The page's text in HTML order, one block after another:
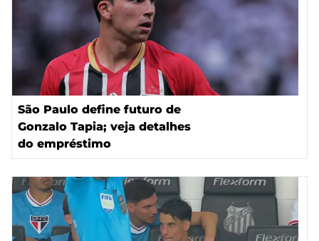
São Paulo define futuro de
Gonzalo Tapia; veja detalhes
do empréstimo